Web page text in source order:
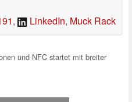
, LinkedIn, Muck Rack
und NFC startet mit breiter